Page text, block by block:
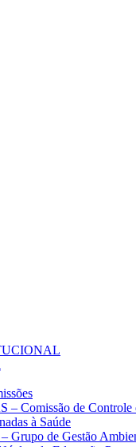
– Comissão de Controle
à Saúde
Grupo de Gestão